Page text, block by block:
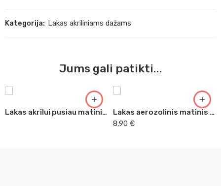
Kategorija: Lakas akriliniams dažams
Jums gali patikti...
Lakas akrilui pusiau matinis 2240
Lakas aerozolinis matinis 400 ml Ghianti
8,90 €